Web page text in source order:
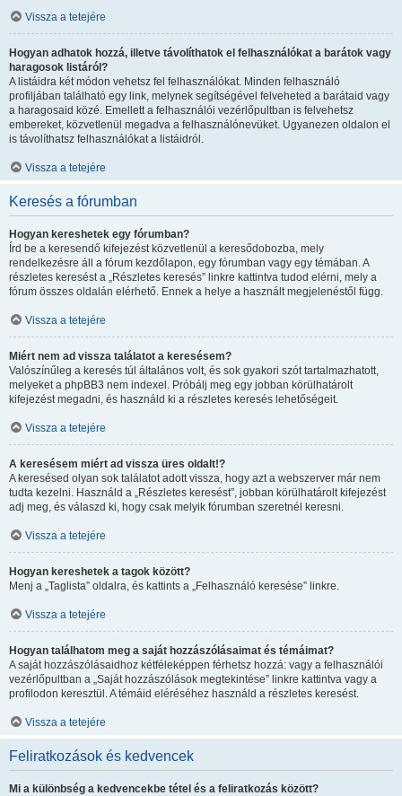
Vissza a tetejére
Hogyan adhatok hozzá, illetve távolíthatok el felhasználókat a barátok vagy
haragosok listáról?
A listáidra két módon vehetsz fel felhasználókat. Minden felhasználó
profiljában található egy link, melynek segítségével felveheted a barátaid vagy
a haragosaid közé. Emellett a felhasználói vezérlőpultban is felvehetsz
embereket, közvetlenül megadva a felhasználónevüket. Ugyanezen oldalon el
is távolíthatsz felhasználókat a listáidról.
Vissza a tetejére
Keresés a fórumban
Hogyan kereshetek egy fórumban?
Írd be a keresendő kifejezést közvetlenül a keresődobozba, mely
rendelkezésre áll a fórum kezdőlapon, egy fórumban vagy egy témában. A
részletes keresést a „Részletes keresés” linkre kattintva tudod elérni, mely a
fórum összes oldalán elérhető. Ennek a helye a használt megjelenéstől függ.
Vissza a tetejére
Miért nem ad vissza találatot a keresésem?
Valószínűleg a keresés túl általános volt, és sok gyakori szót tartalmazhatott,
melyeket a phpBB3 nem indexel. Próbálj meg egy jobban körülhatárolt
kifejezést megadni, és használd ki a részletes keresés lehetőségeit.
Vissza a tetejére
A keresésem miért ad vissza üres oldalt!?
A keresésed olyan sok találatot adott vissza, hogy azt a webszerver már nem
tudta kezelni. Használd a „Részletes keresést”, jobban körülhatárolt kifejezést
adj meg, és válaszd ki, hogy csak melyik fórumban szeretnél keresni.
Vissza a tetejére
Hogyan kereshetek a tagok között?
Menj a „Taglista” oldalra, és kattints a „Felhasználó keresése” linkre.
Vissza a tetejére
Hogyan találhatom meg a saját hozzászólásaimat és témáimat?
A saját hozzászólásaidhoz kétféleképpen férhetsz hozzá: vagy a felhasználói
vezérlőpultban a „Saját hozzászólások megtekintése” linkre kattintva vagy a
profilodon keresztül. A témáid eléréséhez használd a részletes keresést.
Vissza a tetejére
Feliratkozások és kedvencek
Mi a különbség a kedvencekbe tétel és a feliratkozás között?